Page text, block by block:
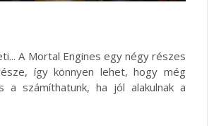
A Mortal Engines egy négy részes
így könnyen lehet, hogy még
a számíthatunk, ha jól alakulnak a